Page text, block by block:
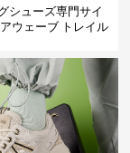
シューズ専門サイ
ウェーブ トレイル